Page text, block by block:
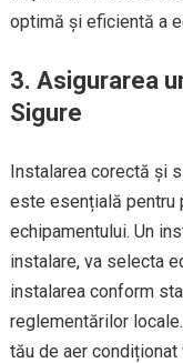
optimă și eficientă a
3. Asigurarea
Sigure
Instalarea corectă și
este esențială pentru
echipamentului. Un
instalare, va selecta
instalarea conform
reglementărilor
tău de aer